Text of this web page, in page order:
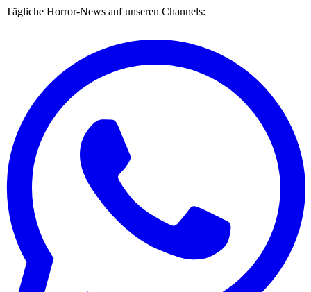
Tägliche Horror-News auf unseren Channels: